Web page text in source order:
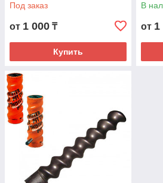
Под заказ
от 1 000 ₸
Купить
В
от 1